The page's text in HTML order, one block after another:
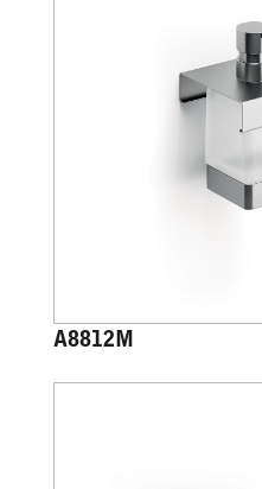
A8812M